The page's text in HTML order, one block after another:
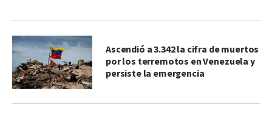
Ascendió a 3.342 la cifra de muertos
por los terremotos en Venezuela y
persiste la emergencia